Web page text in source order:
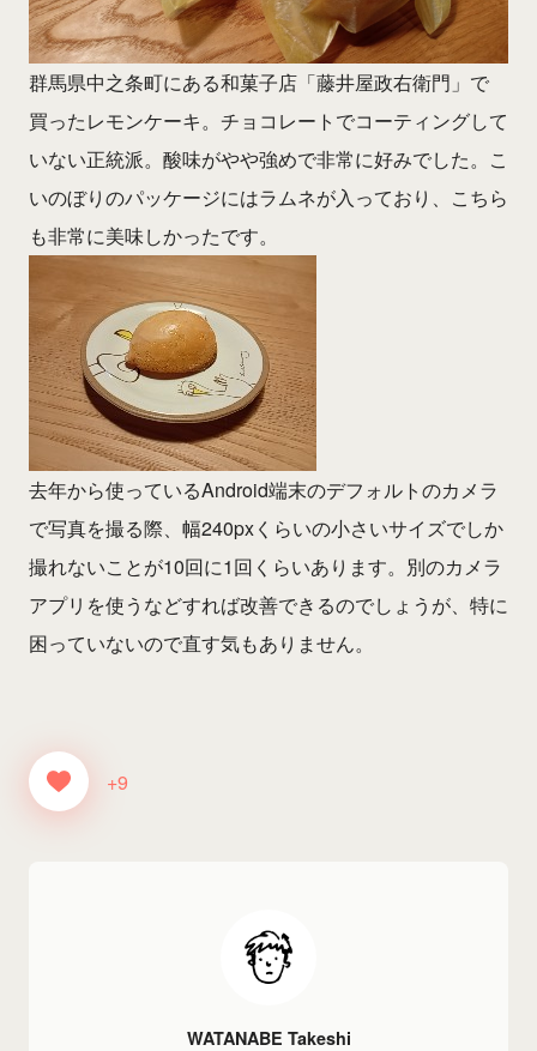
群馬県中之条町にある和菓子店「藤井屋政右衛門」で
買ったレモンケーキ。チョコレートでコーティングして
いない正統派。酸味がやや強めで非常に好みでした。こ
いのぼりのパッケージにはラムネが入っており、こちら
も非常に美味しかったです。
去年から使っているAndroid端末のデフォルトのカメラ
で写真を撮る際、幅240pxくらいの小さいサイズでしか
撮れないことが10回に1回くらいあります。別のカメラ
アプリを使うなどすれば改善できるのでしょうが、特に
困っていないので直す気もありません。
+9
WATANABE Takeshi